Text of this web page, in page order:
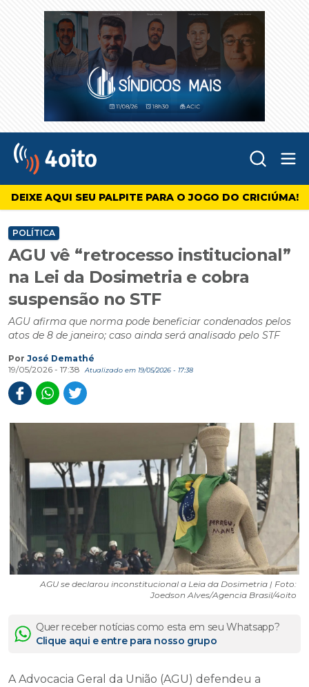
4oito
DEIXE AQUI SEU PALPITE PARA O JOGO DO CRICIÚMA!
POLÍTICA
AGU vê “retrocesso institucional”
na Lei da Dosimetria e cobra
suspensão no STF
AGU afirma que norma pode beneficiar condenados pelos
atos de 8 de janeiro; caso ainda será analisado pelo STF
Por José Demathé
19/05/2026 - 17:38
Atualizado em 19/05/2026 - 17:38
AGU se declarou inconstitucional a Leia da Dosimetria | Foto:
Joedson Alves/Agencia Brasil/4oito
Quer receber notícias como esta em seu Whatsapp?
Clique aqui e entre para nosso grupo
A Advocacia Geral da União (AGU) defendeu a